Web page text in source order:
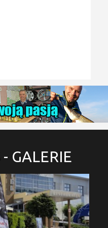
- GALERIE